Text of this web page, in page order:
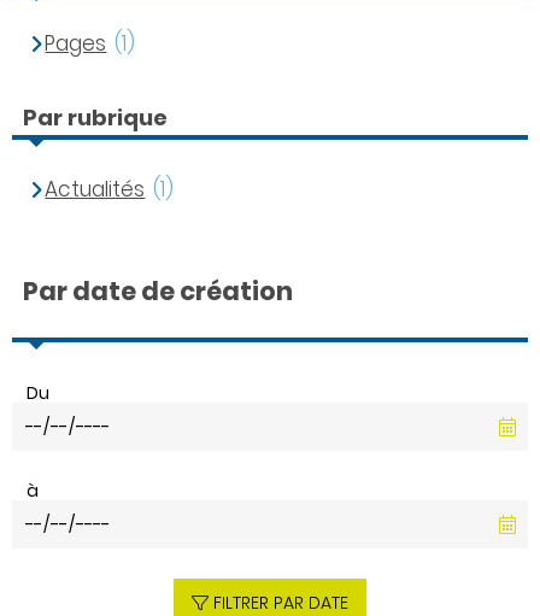
Pages (1)
Par rubrique
Actualités (1)
Par date de création
Du
à
FILTRER PAR DATE